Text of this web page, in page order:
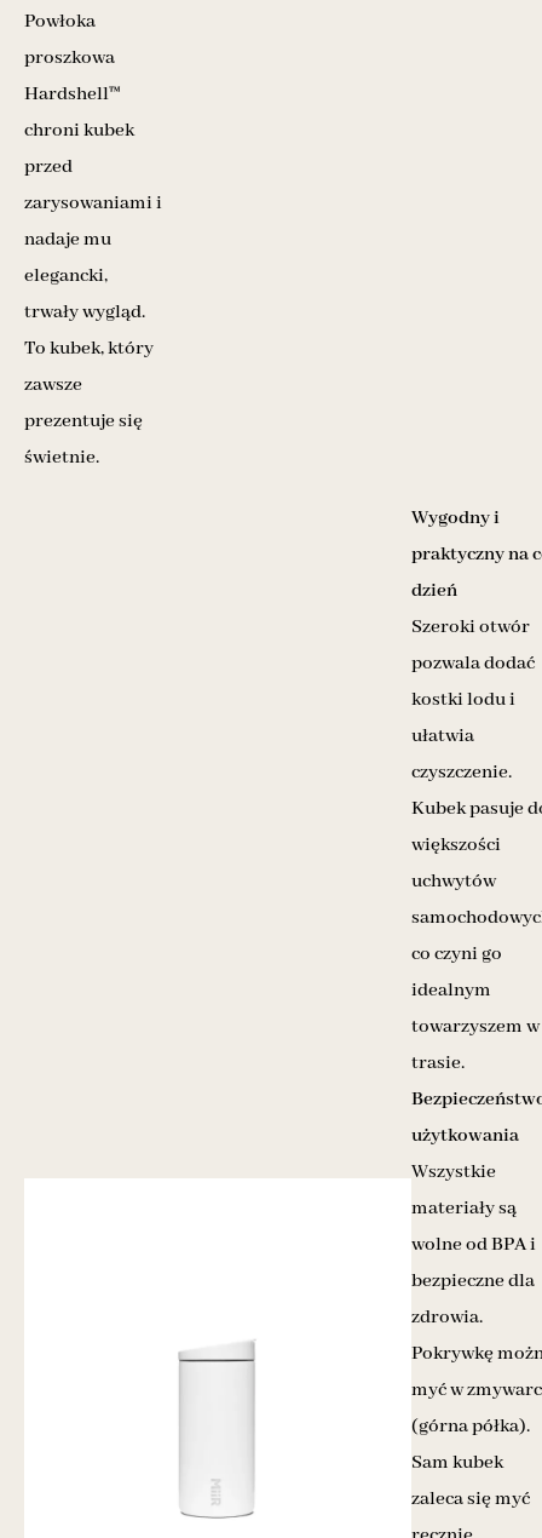
Powłoka
proszkowa
Hardshell™
chroni kubek
przed
zarysowaniami i
nadaje mu
elegancki,
trwały wygląd.
To kubek, który
zawsze
prezentuje się
świetnie.
Wygodny i
praktyczny na
dzień
Szeroki otwór
pozwala dodać
kostki lodu i
ułatwia
czyszczenie.
Kubek pasuje
większości
uchwytów
co czyni go
idealnym
towarzyszem w
trasie.
użytkowania
Wszystkie
materiały są
wolne od BPA i
bezpieczne dla
zdrowia.
Pokrywkę
myć w
(górna półka).
Sam kubek
zaleca się myć